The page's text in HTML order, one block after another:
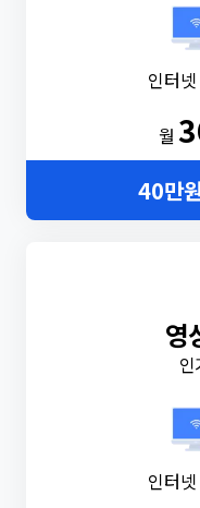
인터
월
40만
영
인
인터